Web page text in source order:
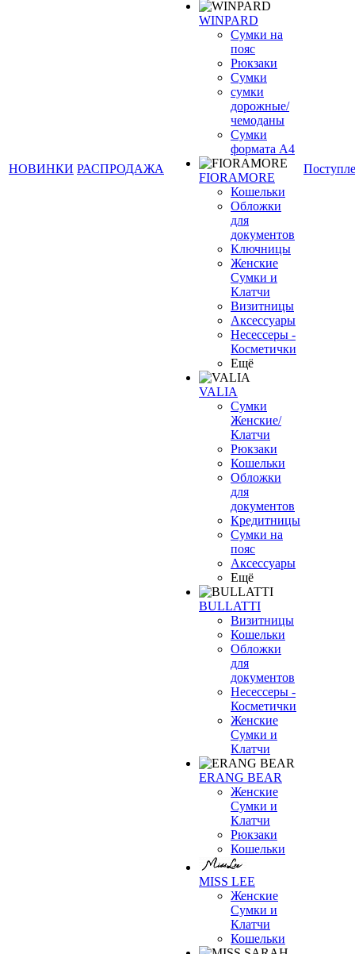
НОВИНКИ РАСПРОДАЖА
WINPARD
Сумки на
пояс
Рюкзаки
Сумки
сумки
дорожные/
чемоданы
Сумки
формата А4
FIORAMORE
Кошельки
Обложки
для
документов
Ключницы
Женские
Сумки и
Клатчи
Визитницы
Аксессуары
Несессеры -
Косметички
Ещё
VALIA
Сумки
Женские/
Клатчи
Рюкзаки
Кошельки
Обложки
для
документов
Кредитницы
Сумки на
пояс
Аксессуары
Ещё
BULLATTI
Визитницы
Кошельки
Обложки
для
документов
Несессеры -
Косметички
Женские
Сумки и
Клатчи
ERANG BEAR
Женские
Сумки и
Клатчи
Рюкзаки
Кошельки
MISS LEE
Женские
Сумки и
Клатчи
Кошельки